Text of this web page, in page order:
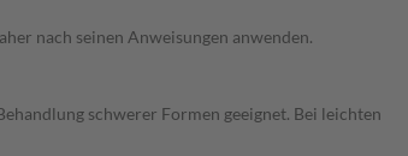
nach seinen Anweisungen anwenden.
schwerer Formen geeignet. Bei leichten